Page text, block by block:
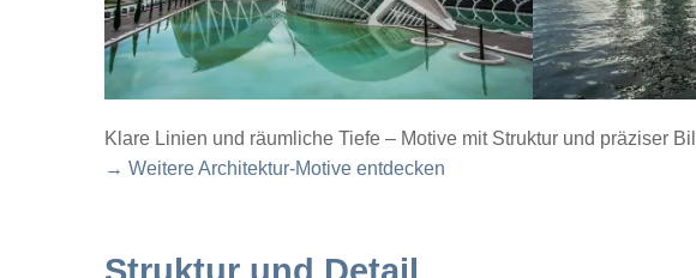
Klare Linien und räumliche Tiefe – Motive mit Struktur und präziser
→ Weitere Architektur-Motive entdecken